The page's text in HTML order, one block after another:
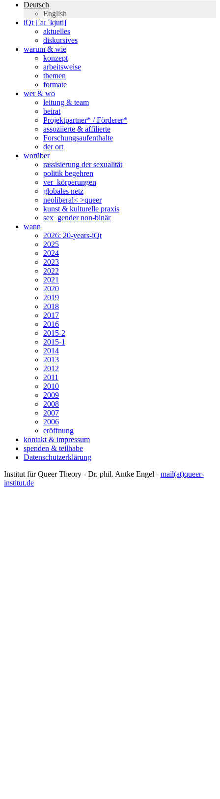
Deutsch
English
iQt [ˈaɪ ˈkjuti]
aktuelles
diskursives
warum & wie
konzept
arbeitsweise
themen
formate
wer & wo
leitung & team
beirat
Projektpartner* / Förderer*
assoziierte & affilierte
Forschungsaufenthalte
der ort
worüber
rassisierung der sexualität
politik begehren
ver_körperungen
globales netz
neoliberal< >queer
kunst & kulturelle praxis
sex_gender non-binär
wann
2026: 20-years-iQt
2025
2024
2023
2022
2021
2020
2019
2018
2017
2016
2015-2
2015-1
2014
2013
2012
2011
2010
2009
2008
2007
2006
eröffnung
kontakt & impressum
spenden & teilhabe
Datenschutzerklärung
Institut für Queer Theory - Dr. phil. Antke Engel - mail(at)queer-
institut.de